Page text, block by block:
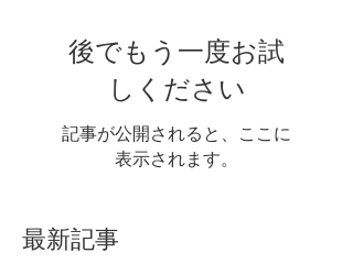
後でもう一度お試
しください
記事が公開されると、ここに
表示されます。
最新記事